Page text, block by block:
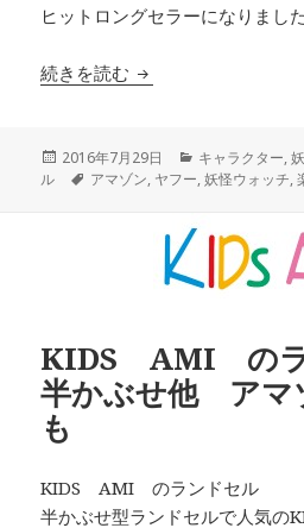
ヒットロングセラーになりました
続きを読む 妖怪ウォッチランド
投
稿
2016年7月29日
カ
テ
ー
キャラクター,
ル
タ
アマゾン, ヤフー,妖怪ウォッチ,
KIDS AMI の
半かぶせ他 アマ
も
KIDS AMI のランドセル
半かぶせ型ランドセルで人気